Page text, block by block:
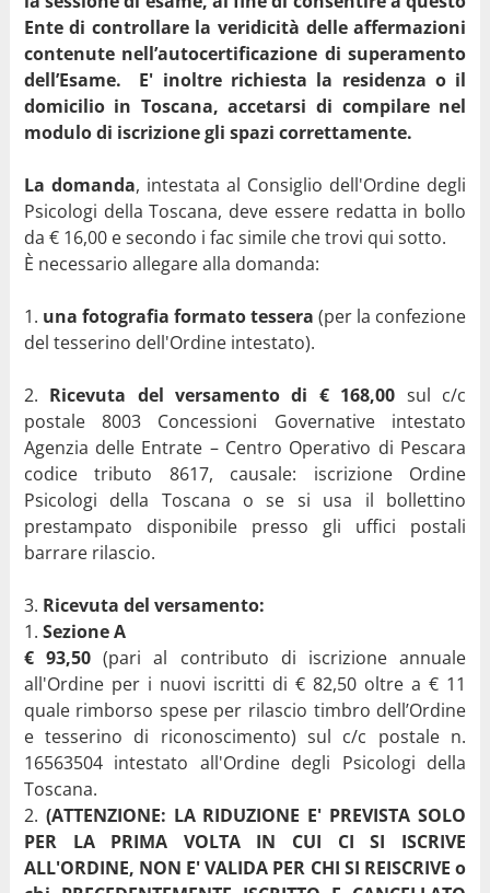
Ente di controllare la veridicità delle affermazioni
contenute nell’autocertificazione di superamento
dell’Esame. E' inoltre richiesta la residenza o il
domicilio in Toscana, accetarsi di compilare nel
modulo di iscrizione gli spazi correttamente.
La domanda, intestata al Consiglio dell'Ordine degli
Psicologi della Toscana, deve essere redatta in bollo
da € 16,00 e secondo i fac simile che trovi qui sotto.
È necessario allegare alla domanda:
una fotografia formato tessera (per la confezione
del tesserino dell'Ordine intestato).
Ricevuta del versamento di € 168,00 sul c/c
postale 8003 Concessioni Governative intestato
Agenzia delle Entrate – Centro Operativo di Pescara
codice tributo 8617, causale: iscrizione Ordine
Psicologi della Toscana o se si usa il bollettino
prestampato disponibile presso gli uffici postali
barrare rilascio.
Ricevuta del versamento:
Sezione A
€ 93,50 (pari al contributo di iscrizione annuale
all'Ordine per i nuovi iscritti di € 82,50 oltre a € 11
quale rimborso spese per rilascio timbro dell’Ordine
e tesserino di riconoscimento) sul c/c postale n.
16563504 intestato all'Ordine degli Psicologi della
Toscana.
(ATTENZIONE: LA RIDUZIONE E' PREVISTA SOLO
PER LA PRIMA VOLTA IN CUI CI SI ISCRIVE
ALL'ORDINE, NON E' VALIDA PER CHI SI REISCRIVE o